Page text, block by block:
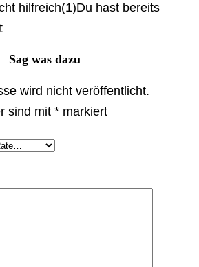
hilfreich(1)Du hast bereits
Sag was dazu
wird nicht veröffentlicht.
sind mit * markiert